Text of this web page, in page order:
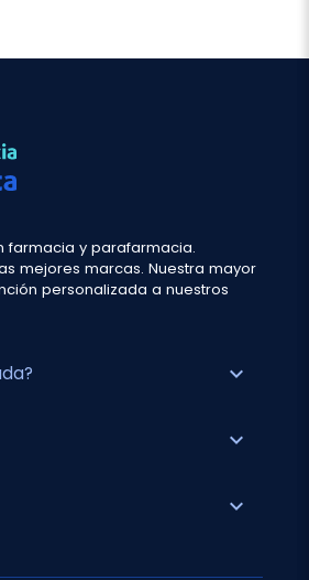
farmacia y parafarmacia.
mejores marcas. Nuestra mayor
personalizada a nuestros
expand_more
expand_more
expand_more